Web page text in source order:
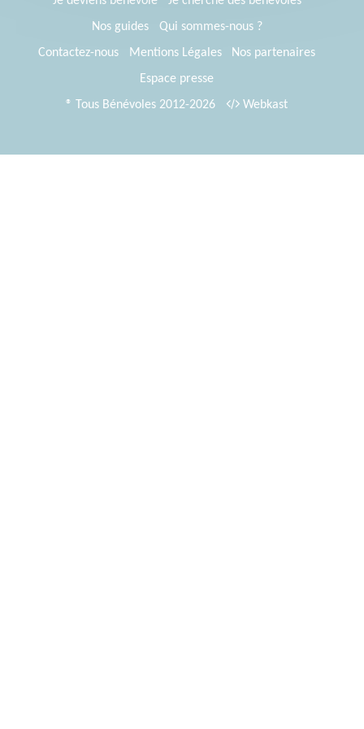
Nos guides
Qui sommes-nous ?
Contactez-nous
Mentions Légales
Nos partenaires
Espace presse
® Tous Bénévoles 2012-2026
Webkast